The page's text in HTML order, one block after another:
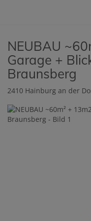
NEUBAU
Garage +
Braunsberg
2410 Hainburg an der